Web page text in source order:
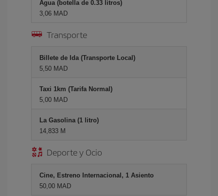
Agua (botella de 0.33 litros)
3,06 MAD
Transporte
Billete de Ida (Transporte Local)
5,50 MAD
Taxi 1km (Tarifa Normal)
5,00 MAD
La Gasolina (1 litro)
14,833 M
Deporte y Ocio
Cine, Estreno Internacional, 1 Asiento
50,00 MAD